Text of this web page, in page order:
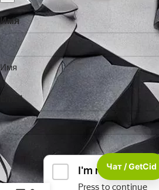
Имя
Имя
Email
Чат / GetCid